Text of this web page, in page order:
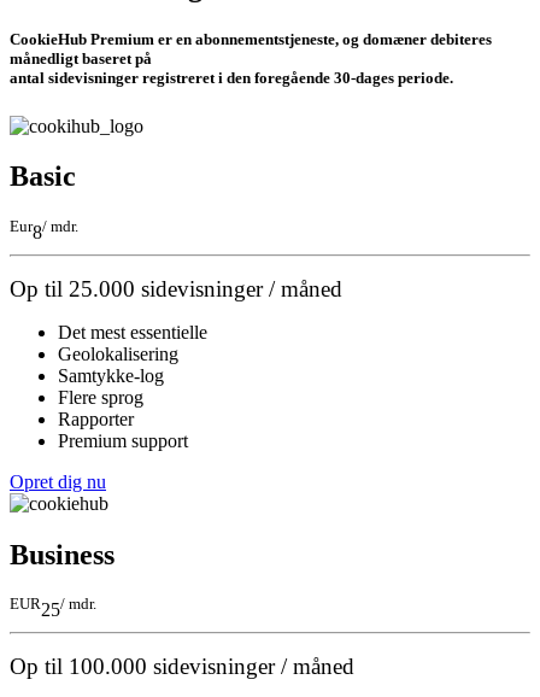
CookieHub Premium er en abonnementstjeneste, og domæner debiteres
månedligt baseret på
antal sidevisninger registreret i den foregående 30-dages periode.
Basic
Eur8/ mdr.
Op til 25.000 sidevisninger / måned
Det mest essentielle
Geolokalisering
Samtykke-log
Flere sprog
Rapporter
Premium support
Opret dig nu
Business
EUR25/ mdr.
Op til 100.000 sidevisninger / måned